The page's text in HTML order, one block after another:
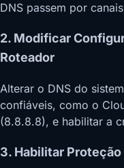
DNS passem por
2. Modificar
Roteador
Alterar o DNS do
confiáveis, como o
(8.8.8.8), e habilitar a
3. Habilitar